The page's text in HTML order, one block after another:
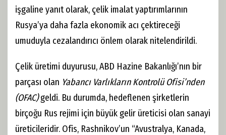
işgaline yanıt olarak, çelik imalat yaptırımlarının
Rusya’ya daha fazla ekonomik acı çektireceği
umuduyla cezalandırıcı önlem olarak nitelendirildi.
Çelik üretimi duyurusu, ABD Hazine Bakanlığı’nın bir
parçası olan Yabancı Varlıkların Kontrolü Ofisi’nden
(OFAC)geldi. Bu durumda, hedeflenen şirketlerin
birçoğu Rus rejimi için büyük gelir üreticisi olan sanayi
üreticileridir. Ofis, Rashnikov’un “Avustralya, Kanada,